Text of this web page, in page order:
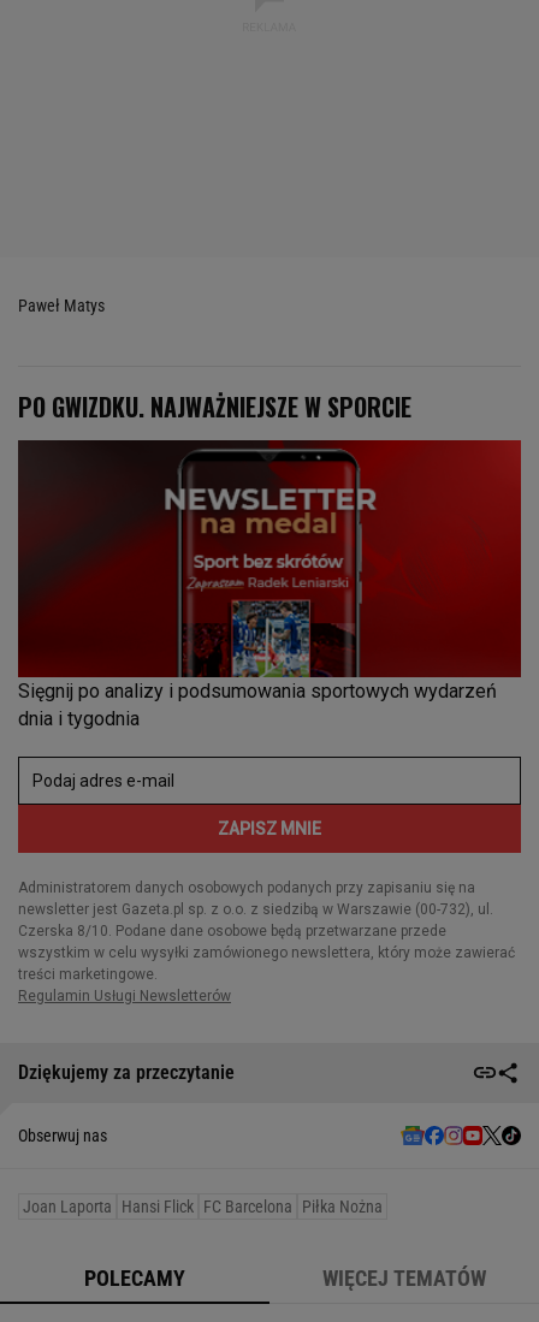
Paweł Matys
Dziękujemy za przeczytanie
Obserwuj nas
Joan Laporta Hansi Flick FC Barcelona Piłka Nożna
POLECAMY WIĘCEJ TEMATÓW